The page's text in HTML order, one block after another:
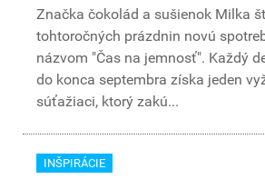
Značka čokolád a sušienok Milka
tohtoročných prázdnin novú
názvom "Čas na jemnosť". Každý
do konca septembra získa jeden
súťažiaci, ktorý zakú...
INŠPIRÁCIE